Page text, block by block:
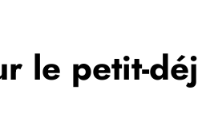
le petit-déj